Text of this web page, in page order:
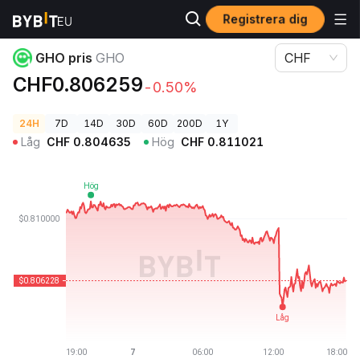
Registrera dig
Kryptopriser
GHO pris GHO
CHF0.806259-0.50%
CHF
24H 7D 14D 30D 60D 200D 1Y
Låg CHF 0.804635 Hög CHF 0.811021